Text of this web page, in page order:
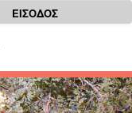
ΕΙΣΟΔΟΣ